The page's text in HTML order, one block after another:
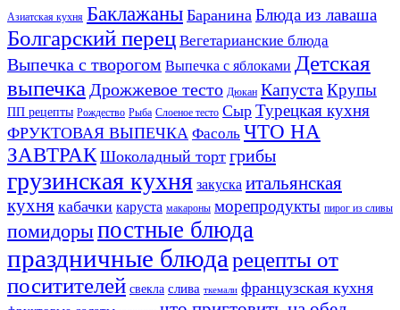
Азиатская кухня Баклажаны Баранина Блюда из лаваша
Болгарский перец Вегетарианские блюда
Выпечка с творогом Выпечка с яблоками Детская
выпечка Дрожжевое тесто Дюкан Капуста Крупы
ПП рецепты Рождество Рыба Слоеное тесто Сыр Турецкая кухня
ФРУКТОВАЯ ВЫПЕЧКА Фасоль ЧТО НА
ЗАВТРАК Шоколадный торт грибы
грузинская кухня закуска итальянская
кухня кабачки каруста макароны морепродукты пирог из сливы
помидорыпостные блюда
праздничные блюда рецепты от
поситителей свекла слива ткемали французская кухня